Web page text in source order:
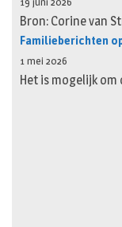
Bron: Corine van
Familieberichten
1 mei 2026
Het is mogelijk